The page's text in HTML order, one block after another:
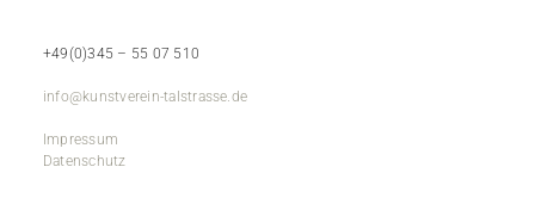
+49(0)345 – 55 07 510
info@kunstverein-talstrasse.de
Impressum
Datenschutz